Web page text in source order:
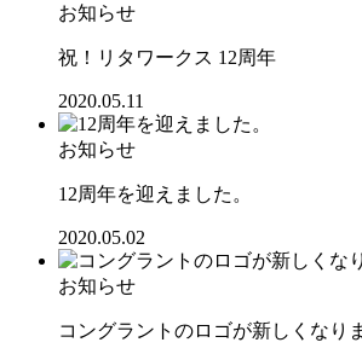
お知らせ
祝！リタワークス 12周年
2020.05.11
お知らせ
12周年を迎えました。
2020.05.02
お知らせ
コングラントのロゴが新しくなり